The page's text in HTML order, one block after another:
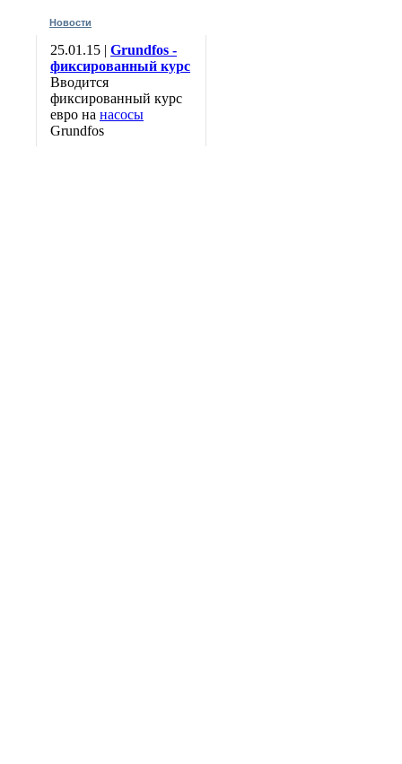
Новости
25.01.15 | Grundfos -
фиксированный курс
Вводится
фиксированный курс
евро на насосы
Grundfos